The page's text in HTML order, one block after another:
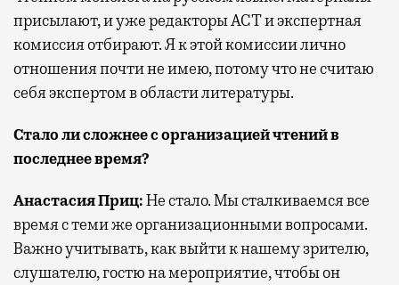
присылают, и уже редакторы АСТ и экспертная
комиссия отбирают. Я к этой комиссии лично
отношения почти не имею, потому что не считаю
себя экспертом в области литературы.
Стало ли сложнее с организацией чтений в
последнее время?
Анастасия Приц:Не стало. Мы сталкиваемся все
время с теми же организационными вопросами.
Важно учитывать, как выйти к нашему зрителю,
слушателю, гостю на мероприятие, чтобы он